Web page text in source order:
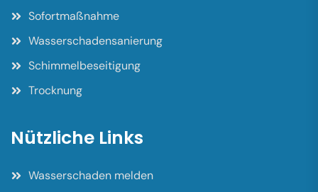
Sofortmaßnahme
Wasserschadensanierung
Schimmelbeseitigung
Trocknung
Nützliche Links
Wasserschaden melden